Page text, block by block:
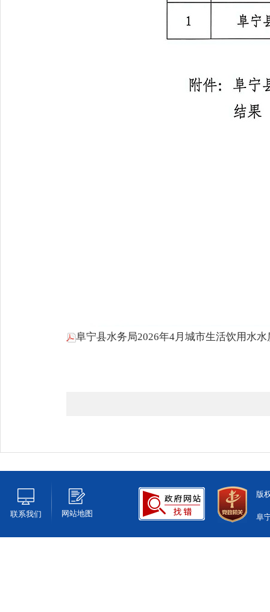
阜宁县水务局2026年4月城市生活饮用水
联系我们 网站地图
版
阜